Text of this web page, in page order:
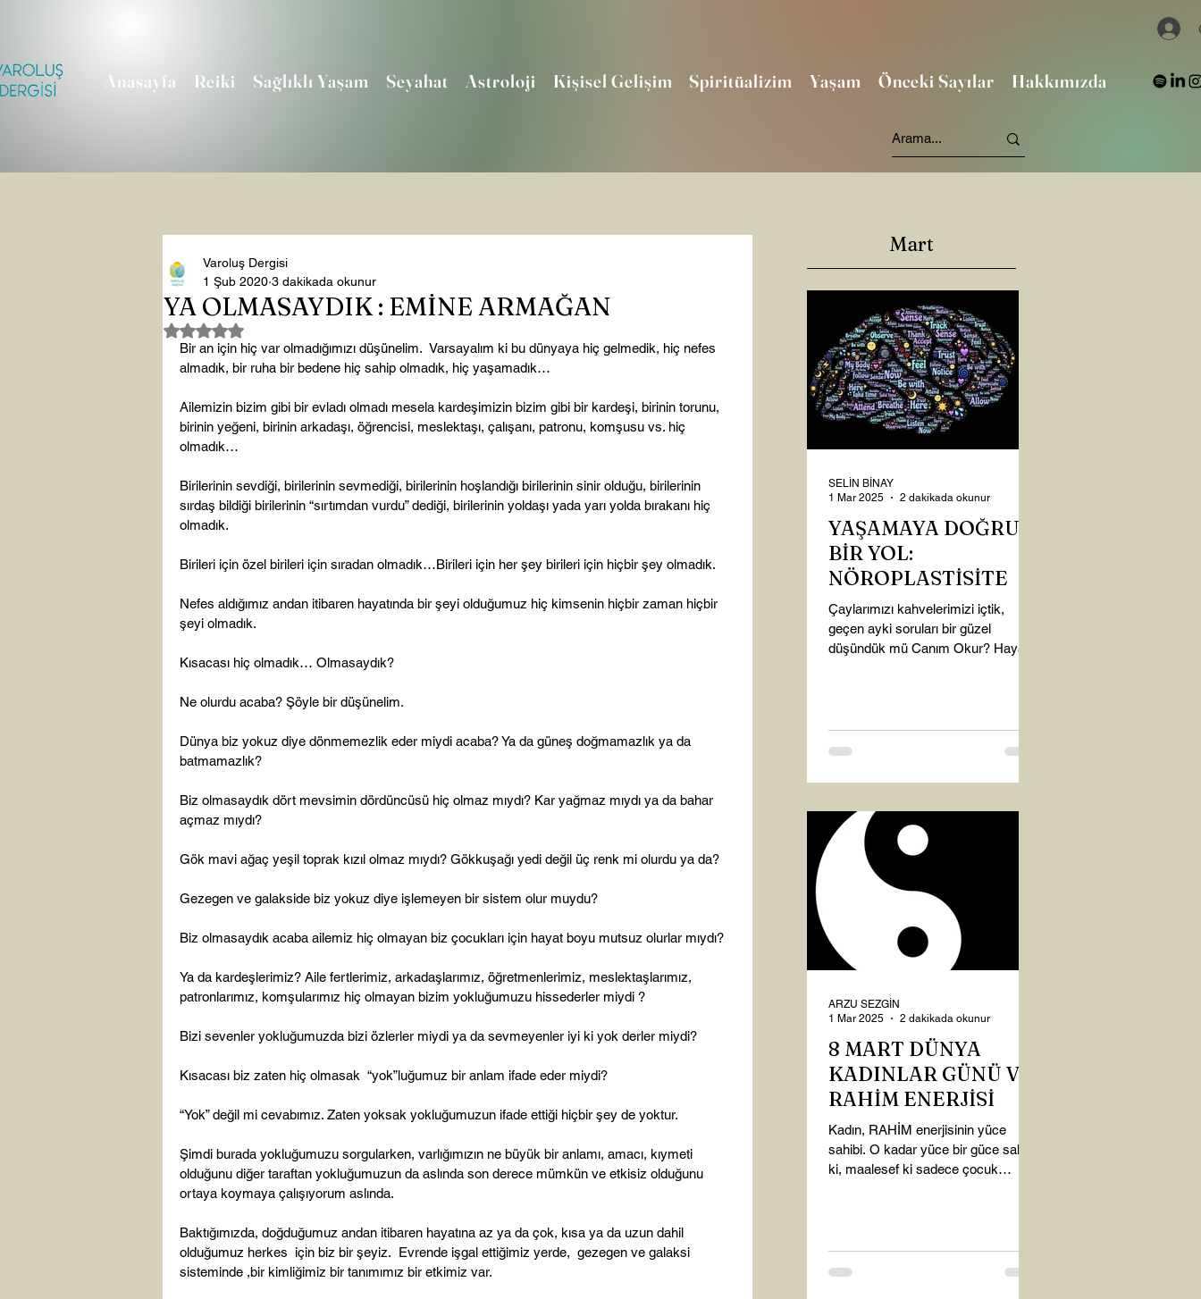
Anasayfa Reiki Sağlıklı Yaşam Seyahat Astroloji Kişisel Gelişim Spiritüalizim Yaşam Önceki Sayılar Hakkımızda
YA OLMASAYDIK : EMİNE ARMAĞAN
Varoluş Dergisi
1 Şub 2020 3 dakikada okunur
5 üzerinden NaN yıldız
Bir an için hiç var olmadığımızı düşünelim.  Varsayalım ki bu dünyaya hiç gelmedik, hiç nefes
almadık, bir ruha bir bedene hiç sahip olmadık, hiç yaşamadık…
Ailemizin bizim gibi bir evladı olmadı mesela kardeşimizin bizim gibi bir kardeşi, birinin torunu,
birinin yeğeni, birinin arkadaşı, öğrencisi, meslektaşı, çalışanı, patronu, komşusu vs. hiç
olmadık…
Birilerinin sevdiği, birilerinin sevmediği, birilerinin hoşlandığı birilerinin sinir olduğu, birilerinin
sırdaş bildiği birilerinin “sırtımdan vurdu” dediği, birilerinin yoldaşı yada yarı yolda bırakanı hiç
olmadık.
Birileri için özel birileri için sıradan olmadık…Birileri için her şey birileri için hiçbir şey olmadık.
Nefes aldığımız andan itibaren hayatında bir şeyi olduğumuz hiç kimsenin hiçbir zaman hiçbir
şeyi olmadık.
Kısacası hiç olmadık… Olmasaydık?
Ne olurdu acaba? Şöyle bir düşünelim.
Dünya biz yokuz diye dönmemezlik eder miydi acaba? Ya da güneş doğmamazlık ya da
batmamazlık?
Biz olmasaydık dört mevsimin dördüncüsü hiç olmaz mıydı? Kar yağmaz mıydı ya da bahar
açmaz mıydı?
Gök mavi ağaç yeşil toprak kızıl olmaz mıydı? Gökkuşağı yedi değil üç renk mi olurdu ya da?
Gezegen ve galakside biz yokuz diye işlemeyen bir sistem olur muydu?
Biz olmasaydık acaba ailemiz hiç olmayan biz çocukları için hayat boyu mutsuz olurlar mıydı?
Ya da kardeşlerimiz? Aile fertlerimiz, arkadaşlarımız, öğretmenlerimiz, meslektaşlarımız,
patronlarımız, komşularımız hiç olmayan bizim yokluğumuzu hissederler miydi ?
Bizi sevenler yokluğumuzda bizi özlerler miydi ya da sevmeyenler iyi ki yok derler miydi?
Kısacası biz zaten hiç olmasak  “yok”luğumuz bir anlam ifade eder miydi?
“Yok” değil mi cevabımız. Zaten yoksak yokluğumuzun ifade ettiği hiçbir şey de yoktur.
Şimdi burada yokluğumuzu sorgularken, varlığımızın ne büyük bir anlamı, amacı, kıymeti
olduğunu diğer taraftan yokluğumuzun da aslında son derece mümkün ve etkisiz olduğunu
ortaya koymaya çalışıyorum aslında.
Baktığımızda, doğduğumuz andan itibaren hayatına az ya da çok, kısa ya da uzun dahil
olduğumuz herkes  için biz bir şeyiz.  Evrende işgal ettiğimiz yerde,  gezegen ve galaksi
sisteminde ,bir kimliğimiz bir tanımımız bir etkimiz var.
Mart
YAŞAMAYA DOĞRU
BİR YOL:
NÖROPLASTİSİTE
Çaylarımızı kahvelerimizi içtik,
geçen ayki soruları bir güzel
düşündük mü Canım Okur? Hayatta
SELİN BİNAY
1 Mar 2025
2 dakikada okunur
8 MART DÜNYA
KADINLAR GÜNÜ VE
RAHİM ENERJİSİ
Kadın, RAHİM enerjisinin yüce
sahibi. O kadar yüce bir güce sahip
ki, maalesef ki sadece çocuk
ARZU SEZGİN
1 Mar 2025
2 dakikada okunur